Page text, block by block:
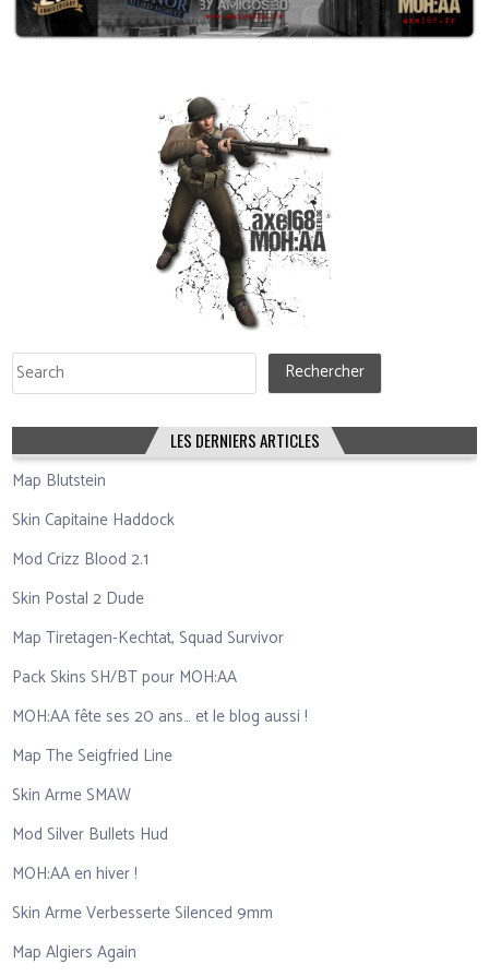
Rechercher Rechercher
LES DERNIERS ARTICLES
Map Blutstein
Skin Capitaine Haddock
Mod Crizz Blood 2.1
Skin Postal 2 Dude
Map Tiretagen-Kechtat, Squad Survivor
Pack Skins SH/BT pour MOH:AA
MOH:AA fête ses 20 ans… et le blog aussi !
Map The Seigfried Line
Skin Arme SMAW
Mod Silver Bullets Hud
MOH:AA en hiver !
Skin Arme Verbesserte Silenced 9mm
Map Algiers Again